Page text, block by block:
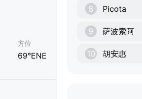
方位
69°ENE
8 Picota
9 萨波索阿
10 胡安惠